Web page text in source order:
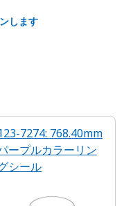
します
7274: 768.40mm
ープルカラーリン
シール